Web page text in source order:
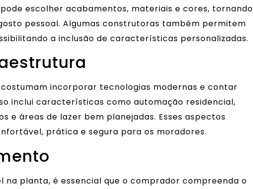
escolher acabamentos, materiais e cores, tornando
pessoal. Algumas construtoras também permitem
a inclusão de características personalizadas.
incorporar tecnologias modernas e contar
inclui características como automação residencial,
e áreas de lazer bem planejadas. Esses aspectos
prática e segura para os moradores.
planta, é essencial que o comprador compreenda o